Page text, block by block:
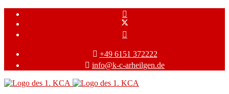
+49 6151 372222
info@k-c-arheilgen.de